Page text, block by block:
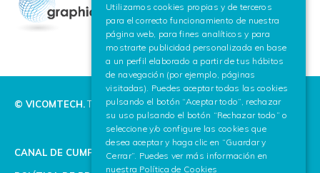
© VICOMTECH.Todos los derechos reservados.
CANAL DE CUMPLIMIENTO
ENGLISH
Utilizamos cookies propias y de terceros
para el correcto funcionamiento de nuestra
página web, para fines analíticos y para
mostrarte publicidad personalizada en base
a un perfil elaborado a partir de tus hábitos
de navegación (por ejemplo, páginas
visitadas). Puedes aceptar todas las cookies
pulsando el botón “Aceptar todo”, rechazar
su uso pulsando el botón “Rechazar todo” o
seleccione y/o configure las cookies que
desea aceptar y haga clic en “Guardar y
Cerrar”. Puedes ver más información en
nuestra Política de Cookies